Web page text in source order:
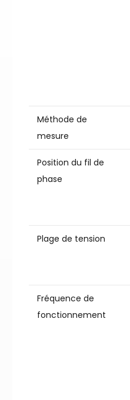
Méthode de
mesure
Position du fil de
phase
Plage de tension
Fréquence de
fonctionnement